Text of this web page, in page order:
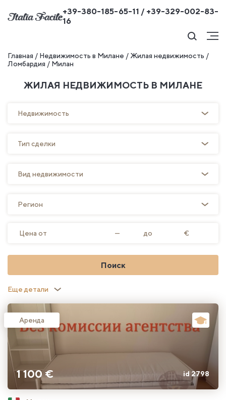
+39-380-185-65-11 / +39-329-002-83-
16
Главная / Недвижимость в Милане / Жилая недвижимость /
Ломбардия / Милан
ЖИЛАЯ НЕДВИЖИМОСТЬ В МИЛАНЕ
Недвижимость
Тип сделки
Вид недвижимости
Регион
Цена от — до €
Поиск
Еще детали
Аренда
1 100 € id 2798